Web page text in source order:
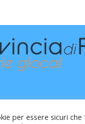
per essere sicuri